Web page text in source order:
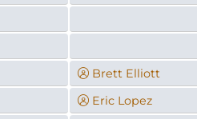
Brett Elliott
Eric Lopez